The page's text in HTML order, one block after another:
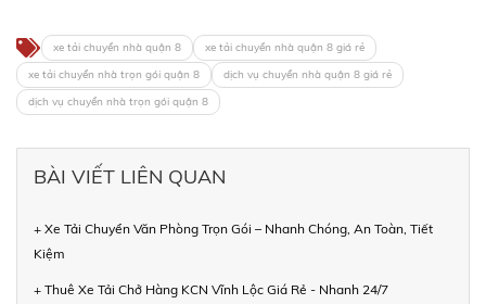
xe tải chuyển nhà quận 8
xe tải chuyển nhà quận 8 giá rẻ
xe tải chuyển nhà trọn gói quận 8
dịch vụ chuyển nhà quận 8 giá rẻ
dịch vụ chuyển nhà trọn gói quận 8
BÀI VIẾT LIÊN QUAN
+ Xe Tải Chuyển Văn Phòng Trọn Gói – Nhanh Chóng, An Toàn, Tiết
Kiệm
+ Thuê Xe Tải Chở Hàng KCN Vĩnh Lộc Giá Rẻ - Nhanh 24/7